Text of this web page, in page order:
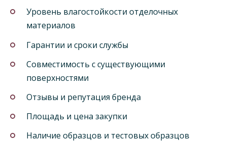
Уровень влагостойкости отделочных
материалов
Гарантии и сроки службы
Совместимость с существующими
поверхностями
Отзывы и репутация бренда
Площадь и цена закупки
Наличие образцов и тестовых образцов